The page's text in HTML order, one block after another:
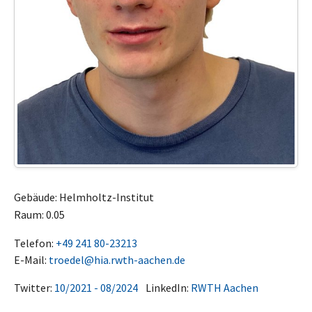
Gebäude: Helmholtz-Institut
Raum: 0.05
Telefon: +49 241 80-23213
E-Mail: troedel@hia.rwth-aachen.de
Twitter: 10/2021 - 08/2024 LinkedIn: RWTH Aachen